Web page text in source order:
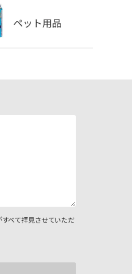
べて拝見させていただ